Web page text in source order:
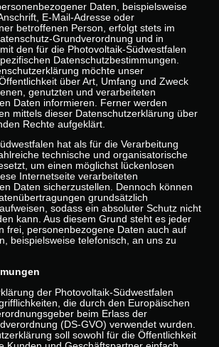
Daten, beispielsweise
E-Mail-Adresse oder
betroffenen Person, erfolgt stets im
Grundverordnung und in
den für die Photovoltaik-Südwestfalen
Datenschutzbestimmungen.
möchte unser
über Art, Umfang und Zweck
genutzten und verarbeiteten
Daten informieren. Ferner werden
mittels dieser Datenschutzerklärung über
Rechte aufgeklärt.
hat als für die Verarbeitung
technische und organisatorische
um einen möglichst lückenlosen
Internetseite verarbeiteten
Daten sicherzustellen. Dennoch können
grundsätzlich
sodass ein absoluter Schutz nicht
kann. Aus diesem Grund steht es jeder
frei, personenbezogene Daten auch auf
beispielsweise telefonisch, an uns zu
der Photovoltaik-Südwestfalen
die durch den Europäischen
beim Erlass der
(DS-GVO) verwendet wurden.
soll sowohl für die Öffentlichkeit